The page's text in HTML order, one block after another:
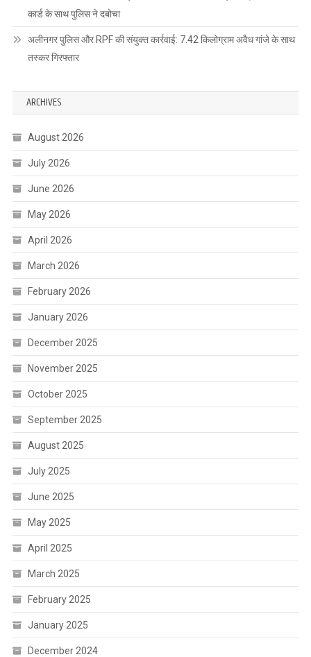
कार्ड के साथ पुलिस ने दबोचा
अलीनगर पुलिस और RPF की संयुक्त कार्रवाई: 7.42 किलोग्राम अवैध गांजे के साथ
तस्कर गिरफ्तार
ARCHIVES
August 2026
July 2026
June 2026
May 2026
April 2026
March 2026
February 2026
January 2026
December 2025
November 2025
October 2025
September 2025
August 2025
July 2025
June 2025
May 2025
April 2025
March 2025
February 2025
January 2025
December 2024